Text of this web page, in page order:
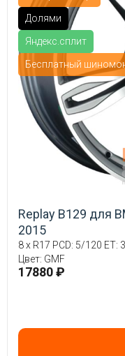
Долями
Яндекс.сплит
Бесплатный
Replay B129 для
2015
8 x R17 PCD: 5/120 ET:
Цвет: GMF
17880 ₽